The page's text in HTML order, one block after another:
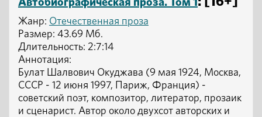
Автобиографическая проза. Том 1
Жанр: Отечественная проза
Размер: 43.69 Мб.
Длительность: 2:7:14
Аннотация:
Булат Шалвович Окуджава (9 мая 1924, Москва,
СССР - 12 июня 1997, Париж, Франция) -
советский поэт, композитор, литератор, прозаик
и сценарист. Автор около двухсот авторских и